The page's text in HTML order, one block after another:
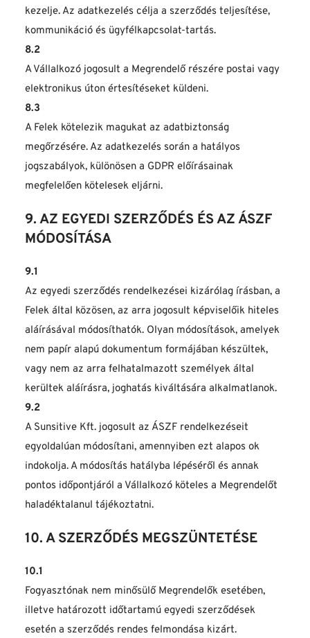
kezelje. Az adatkezelés célja a szerződés teljesítése,
kommunikáció és ügyfélkapcsolat-tartás.
8.2
A Vállalkozó jogosult a Megrendelő részére postai vagy
elektronikus úton értesítéseket küldeni.
8.3
A Felek kötelezik magukat az adatbiztonság
megőrzésére. Az adatkezelés során a hatályos
jogszabályok, különösen a GDPR előírásainak
megfelelően kötelesek eljárni.
9. AZ EGYEDI SZERZŐDÉS ÉS AZ ÁSZF
MÓDOSÍTÁSA
9.1
Az egyedi szerződés rendelkezései kizárólag írásban, a
Felek által közösen, az arra jogosult képviselőik hiteles
aláírásával módosíthatók. Olyan módosítások, amelyek
nem papír alapú dokumentum formájában készültek,
vagy nem az arra felhatalmazott személyek által
kerültek aláírásra, joghatás kiváltására alkalmatlanok.
9.2
A Sunsitive Kft. jogosult az ÁSZF rendelkezéseit
egyoldalúan módosítani, amennyiben ezt alapos ok
indokolja. A módosítás hatályba lépéséről és annak
pontos időpontjáról a Vállalkozó köteles a Megrendelőt
haladéktalanul tájékoztatni.
10. A SZERZŐDÉS MEGSZÜNTETÉSE
10.1
Fogyasztónak nem minősülő Megrendelők esetében,
illetve határozott időtartamú egyedi szerződések
esetén a szerződés rendes felmondása kizárt.